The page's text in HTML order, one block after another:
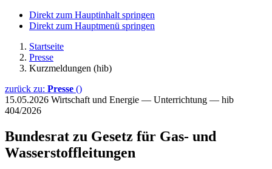
Direkt zum Hauptinhalt springen
Direkt zum Hauptmenü springen
Startseite
Presse
Kurzmeldungen (hib)
zurück zu: Presse ()
15.05.2026 Wirtschaft und Energie — Unterrichtung — hib
404/2026
Bundesrat zu Gesetz für Gas- und
Wasserstoffleitungen